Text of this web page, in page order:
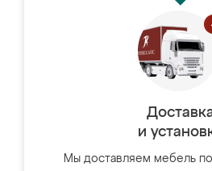
и
Мы доставляем мебель